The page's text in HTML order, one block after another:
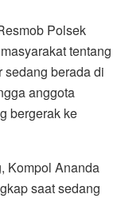
Polsek
tentang
sedang berada di
anggota
bergerak ke
Kompol Ananda
saat sedang